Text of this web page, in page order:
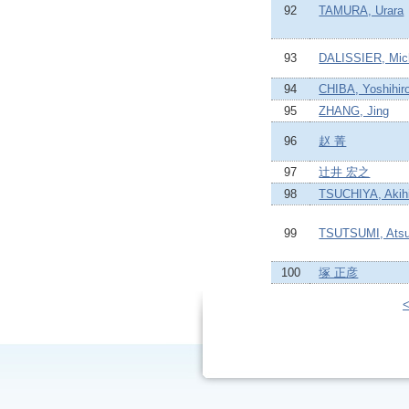
92 TAMURA, Urara
93 DALISSIER,
94
CHIBA,
95
ZHANG, Jing
96 赵 菁
97
辻井 宏之
98
TSUCHIYA,
99 TSUTSUMI,
100 塚 正彦